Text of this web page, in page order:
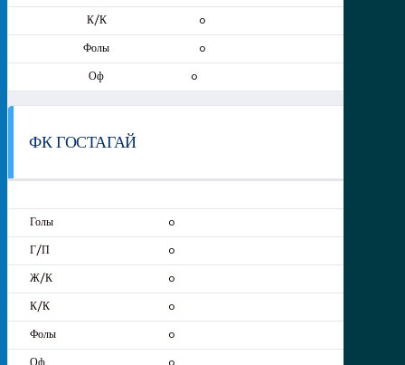
0
0
0
ФК ГОСТАГАЙ
0
0
0
0
0
0